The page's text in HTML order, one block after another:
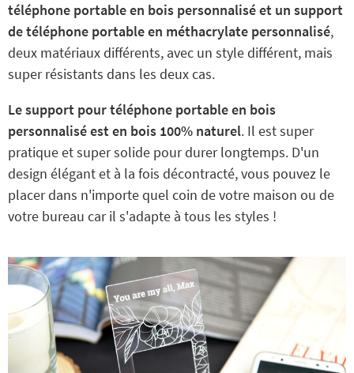
téléphone portable en bois personnalisé et un support
de téléphone portable en méthacrylate personnalisé,
deux matériaux différents, avec un style différent, mais
super résistants dans les deux cas.
Le support pour téléphone portable en bois
personnalisé est en bois 100% naturel. Il est super
pratique et super solide pour durer longtemps. D'un
design élégant et à la fois décontracté, vous pouvez le
placer dans n'importe quel coin de votre maison ou de
votre bureau car il s'adapte à tous les styles !